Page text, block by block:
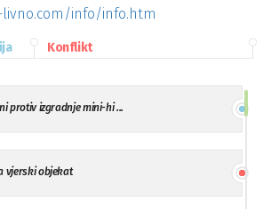
info/info.htm
Konflikt
protiv izgradnje mini-hi ...
vjerski objekat